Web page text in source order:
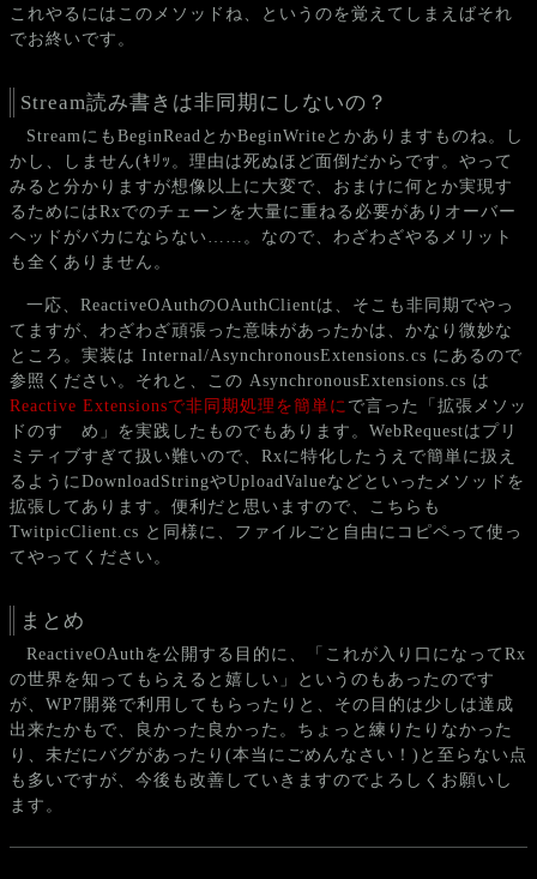
これやるにはこのメソッドね、というのを覚えてしまえばそれ
でお終いです。
Stream読み書きは非同期にしないの？
StreamにもBeginReadとかBeginWriteとかありますものね。し
かし、しません(ｷﾘｯ。理由は死ぬほど面倒だからです。やって
みると分かりますが想像以上に大変で、おまけに何とか実現す
るためにはRxでのチェーンを大量に重ねる必要がありオーバー
ヘッドがバカにならない……。なので、わざわざやるメリット
も全くありません。
一応、ReactiveOAuthのOAuthClientは、そこも非同期でやっ
てますが、わざわざ頑張った意味があったかは、かなり微妙な
ところ。実装は Internal/AsynchronousExtensions.cs にあるので
参照ください。それと、この AsynchronousExtensions.cs は
Reactive Extensionsで非同期処理を簡単に で言った「拡張メソッ
ドのすゝめ」を実践したものでもあります。WebRequestはプリ
ミティブすぎて扱い難いので、Rxに特化したうえで簡単に扱え
るようにDownloadStringやUploadValueなどといったメソッドを
拡張してあります。便利だと思いますので、こちらも
TwitpicClient.cs と同様に、ファイルごと自由にコピペって使っ
てやってください。
まとめ
ReactiveOAuthを公開する目的に、「これが入り口になってRx
の世界を知ってもらえると嬉しい」というのもあったのです
が、WP7開発で利用してもらったりと、その目的は少しは達成
出来たかもで、良かった良かった。ちょっと練りたりなかった
り、未だにバグがあったり(本当にごめんなさい！)と至らない点
も多いですが、今後も改善していきますのでよろしくお願いし
ます。